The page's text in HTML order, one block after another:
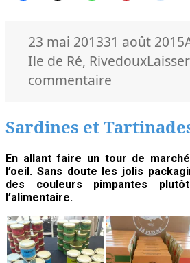
Publié
le
23 mai 201331 août 2015
Ile de Ré, Rivedoux
commentaire
rose
nommée
Rivedoux-
Plage
Sardines et
En allant faire un tour de
l’oeil. Sans doute les jolis
des couleurs pimpantes
l’alimentaire.